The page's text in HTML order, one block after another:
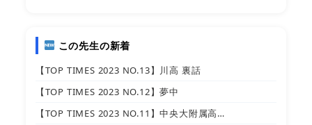
この先生の新着
【TOP TIMES 2023 NO.13】川高 裏話
【TOP TIMES 2023 NO.12】夢中
【TOP TIMES 2023 NO.11】中央大附属高…